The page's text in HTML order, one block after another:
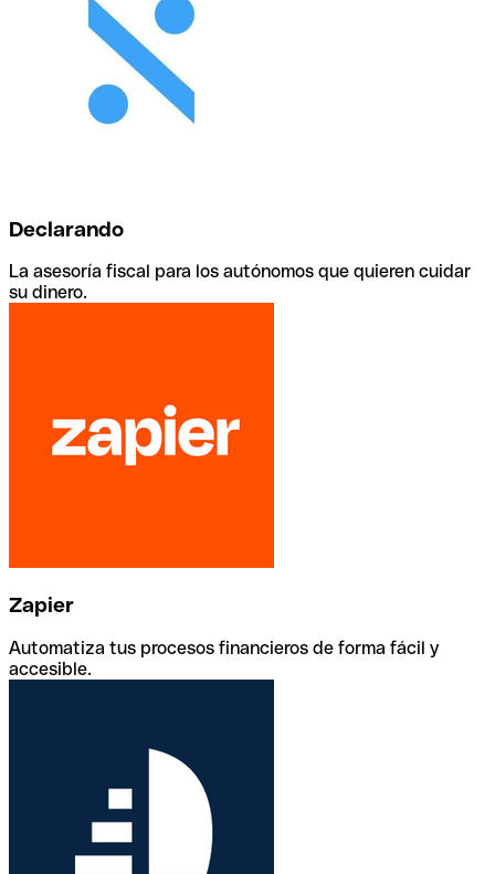
Declarando
La asesoría fiscal para los autónomos que quieren cuidar
su dinero.
Zapier
Automatiza tus procesos financieros de forma fácil y
accesible.